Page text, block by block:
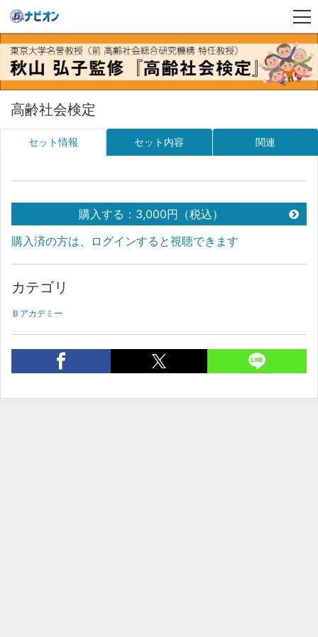
高齢社会検定
セット情報 セット内容 関連
購入する：3,000円（税込）
購入済の方は、ログインすると視聴できます
カテゴリ
Ｂアカデミー